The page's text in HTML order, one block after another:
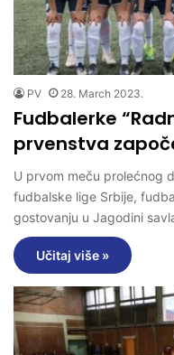
PV 28. March 2023.
Fudbalerke
prvenstva
U prvom meču prolećnog
fudbalske lige Srbije,
gostovanju u Jagodini
Učitaj više »